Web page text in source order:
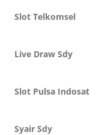
Slot Telkomsel
Live Draw Sdy
Slot Pulsa Indosat
Syair Sdy